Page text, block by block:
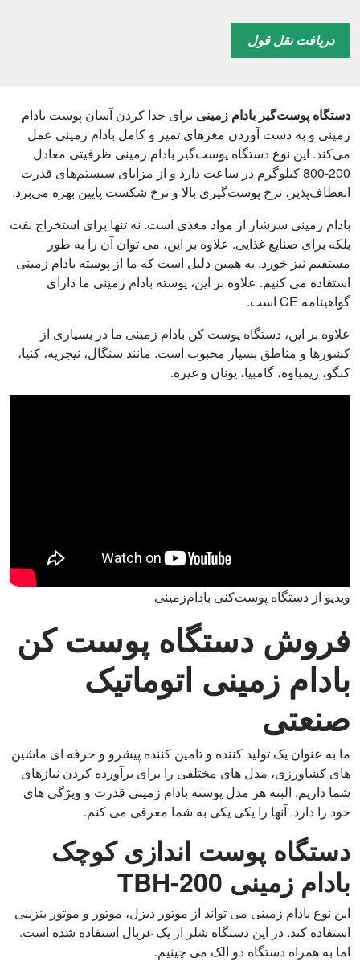
دریافت نقل قول
دستگاه پوست‌گیر بادام زمینی برای جدا کردن آسان پوست بادام
زمینی و به دست آوردن مغزهای تمیز و کامل بادام زمینی عمل
می‌کند. این نوع دستگاه پوست‌گیر بادام زمینی ظرفیتی معادل
200-800 کیلوگرم در ساعت دارد و از مزایای سیستم‌های قدرت
انعطاف‌پذیر، نرخ پوست‌گیری بالا و نرخ شکست پایین بهره می‌برد.
بادام زمینی سرشار از مواد مغذی است. نه تنها برای استخراج نفت
بلکه برای صنایع غذایی. علاوه بر این، می توان آن را به طور
مستقیم نیز خورد. به همین دلیل است که ما از پوسته بادام زمینی
استفاده می کنیم. علاوه بر این، پوسته بادام زمینی ما دارای
گواهینامه CE است.
علاوه بر این، دستگاه پوست کن بادام زمینی ما در بسیاری از
کشورها و مناطق بسیار محبوب است. مانند سنگال، نیجریه، کنیا،
کنگو، زیمباوه، گامبیا، یونان و غیره.
ویدیو از دستگاه پوست‌کنی بادام‌زمینی
فروش دستگاه پوست کن
بادام زمینی اتوماتیک
صنعتی
ما به عنوان یک تولید کننده و تامین کننده پیشرو و حرفه ای ماشین
های کشاورزی، مدل های مختلفی را برای برآورده کردن نیازهای
شما داریم. البته هر مدل پوسته بادام زمینی قدرت و ویژگی های
خود را دارد. آنها را یکی یکی به شما معرفی می کنم.
دستگاه پوست اندازی کوچک
بادام زمینی TBH-200
این نوع بادام زمینی می تواند از موتور دیزل، موتور و موتور بنزینی
استفاده کند. در این دستگاه شلر از یک غربال استفاده شده است.
اما به همراه دستگاه دو الک می چینیم.